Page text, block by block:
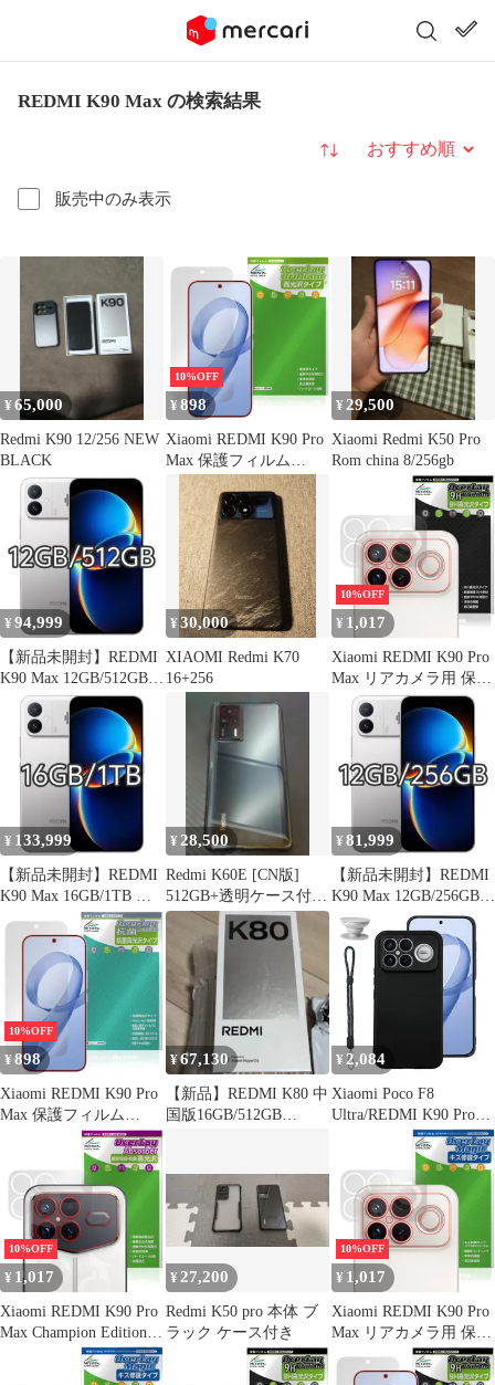
REDMI K90 Max の検索結果
販売中のみ表示
並び替え
¥65,000
Redmi K90 12/256 NEW
BLACK
10%OFF
¥ 898
Xiaomi REDMI K90 Pro
Max 保護フィルム
OverLay Brilliant for シ
ャオミー レドミ 液晶保
護 指紋がつきにくい 指
紋防止 高光沢
¥ 29,500
Xiaomi Redmi K50 Pro
Rom china 8/256gb
¥ 94,999
【新品未開封】REDMI
K90 Max 12GB/512GB
中国版
¥30,000
XIAOMI Redmi K70
16+256
10%OFF
¥ 1,017
Xiaomi REDMI K90 Pro
Max リアカメラ用 保護
フィルム OverLay 9H
Brilliant for シャオミー
レドミ 9H 高硬度 透明
高光沢
¥ 133,999
【新品未開封】REDMI
K90 Max 16GB/1TB 中
国版
¥28,500
Redmi K60E [CN版]
512GB+透明ケース付き
+ガラスフィルム装着
¥ 81,999
【新品未開封】REDMI
K90 Max 12GB/256GB
中国版
10%OFF
¥898
Xiaomi REDMI K90 Pro
Max 保護フィルム
OverLay 抗菌 Brilliant
for シャオミー レドミ
Hydro Ag+ 抗菌 抗ウイ
ルス 高光沢
¥67,130
【新品】REDMI K80 中
国版16GB/512GB
¥ 2,084
Xiaomi Poco F8
Ultra/REDMI K90 Pro
Max 用 ケース 薄型 ス
マホケース シンプル マ
ット質感 さらさら 手触
り SpinoArmor 指紋防
止 擦り傷防止 耐衝撃カ
バー 滑り止め 傷防止
携帯便利 Xiaomi Poco
10%OFF
¥ 1,017
Xiaomi REDMI K90 Pro
Max Champion Edition
リアカメラ用 保護フィ
ルム OverLay Absorber
¥ 27,200
Redmi K50 pro 本体 ブ
ラック ケース付き
10%OFF
¥ 1,017
Xiaomi REDMI K90 Pro
Max リアカメラ用 保護
フィルム OverLay
Magic for シャオミー レ